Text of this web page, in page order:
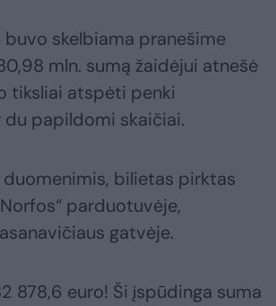
buvo skelbiama pranešime
mln. sumą žaidėjui atnešė
tiksliai atspėti penki
papildomi skaičiai.
bilietas pirktas
parduotuvėje,
gatvėje.
878,6 euro! Ši įspūdinga suma